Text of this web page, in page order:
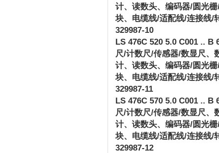
计、读数头、编码器/圆光栅
块、电缆线/适配线/连接线/
329987-10
LS 476C 520 5.0 C001 .. B
尺/计数尺/传感器/数显尺、
计、读数头、编码器/圆光栅
块、电缆线/适配线/连接线/
329987-11
LS 476C 570 5.0 C001 .. B
尺/计数尺/传感器/数显尺、
计、读数头、编码器/圆光栅
块、电缆线/适配线/连接线/
329987-12